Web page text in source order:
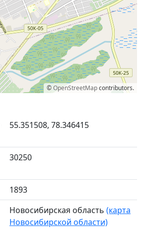
©OpenStreetMapcontributors.
55.351508, 78.346415
30250
1893
Новосибирская область (карта
Новосибирской области)